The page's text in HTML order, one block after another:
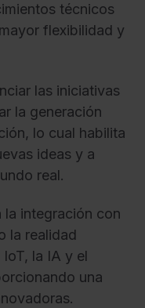
técnicos
flexibilidad y
las iniciativas
la generación
lo cual habilita
ideas y a
real.
la integración con
la realidad
la IA y el
una